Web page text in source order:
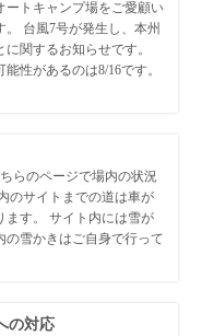
ートキャンプ場をご愛顧い
台風7号が発生し、本州
関するお知らせです。
性があるのは8/16です。
らのページで場内の状況
のサイトまでの道は車が
ます。 サイト内には雪が
の雪かきはご自身で行って
の対応